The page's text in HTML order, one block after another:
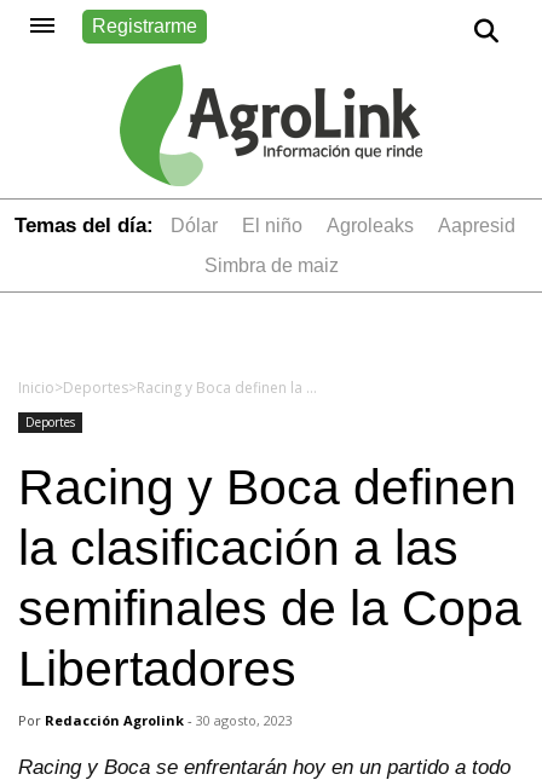
Registrarme
Temas del día: dólar el niño Agroleaks
aapresid
simbra de maiz
Inicio>Deportes> Racing y Boca definen la clasificación a las semifinales de la Copa Libertadores
Deportes
Racing y Boca definen
la clasificación a las
semifinales de la Copa
Libertadores
Por Redacción Agrolink - 30 agosto, 2023
Racing y Boca se enfrentarán hoy en un partido a todo